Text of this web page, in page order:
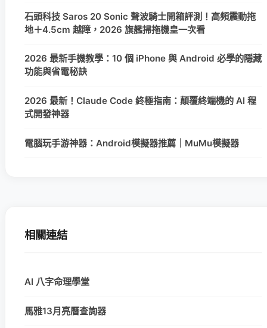
石頭科技 Saros 20 Sonic 聲波騎士開箱評測！高頻震動拖
地＋4.5cm 越障，2026 旗艦掃拖機皇一次看
2026 最新手機教學：10 個 iPhone 與 Android 必學的隱藏
功能與省電秘訣
2026 最新！Claude Code 終極指南：顛覆終端機的 AI 程
式開發神器
電腦玩手游神器：Android模擬器推薦｜MuMu模擬器
相關連結
AI 八字命理學堂
馬雅13月亮曆查詢器